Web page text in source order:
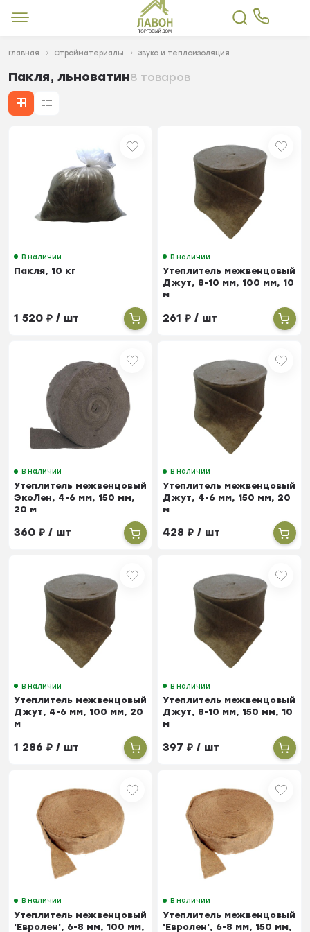
Главная Стройматериалы Звуко и теплоизоляция
Пакля, льноватин8 товаров
В наличии
Пакля, 10 кг
1 520₽ / шт
В наличии
Утеплитель межвенцовый
Джут, 8-10 мм, 100 мм, 10
м
261₽ / шт
В наличии
Утеплитель межвенцовый
ЭкоЛен, 4-6 мм, 150 мм,
20 м
360₽ / шт
В наличии
Утеплитель межвенцовый
Джут, 4-6 мм, 150 мм, 20
м
428₽ / шт
В наличии
Утеплитель межвенцовый
Джут, 4-6 мм, 100 мм, 20
м
1 286₽ / шт
В наличии
Утеплитель межвенцовый
Джут, 8-10 мм, 150 мм, 10
м
397₽ / шт
В наличии
Утеплитель межвенцовый
'Евролен', 6-8 мм, 100 мм,
В наличии
Утеплитель межвенцовый
'Евролен', 6-8 мм, 150 мм,